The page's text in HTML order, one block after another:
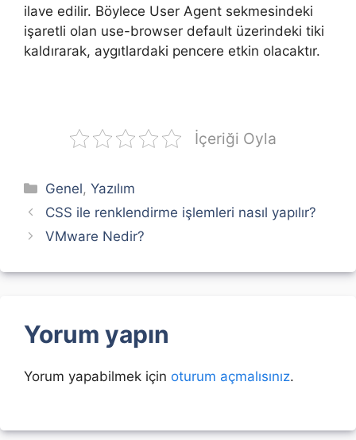
ilave edilir. Böylece User Agent sekmesindeki
işaretli olan use-browser default üzerindeki tiki
kaldırarak, aygıtlardaki pencere etkin olacaktır.
İçeriği Oyla
Kategoriler
Genel,Yazılım
CSS ile renklendirme işlemleri nasıl yapılır?
VMware Nedir?
Yorum yapın
Yorum yapabilmek için oturum açmalısınız.